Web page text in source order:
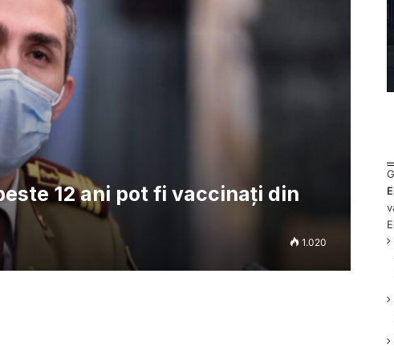
12 ani pot fi vaccinați din
1.020